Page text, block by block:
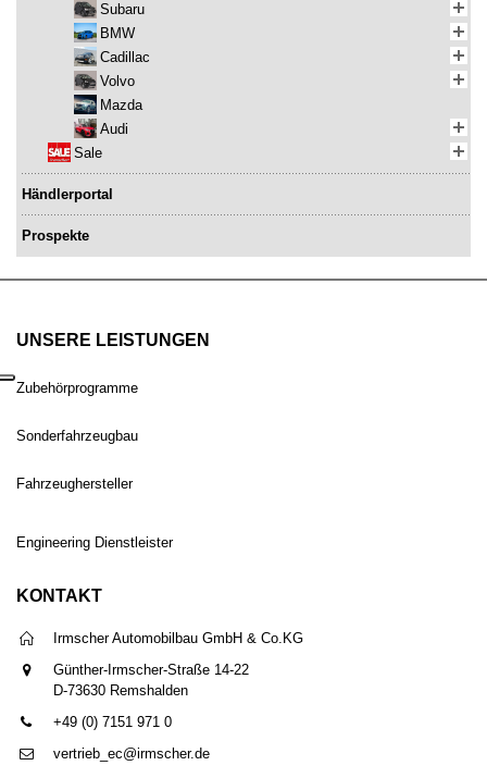
Subaru
BMW
Cadillac
Volvo
Mazda
Audi
Sale
Händlerportal
Prospekte
UNSERE LEISTUNGEN
Zubehörprogramme
Sonderfahrzeugbau
Fahrzeughersteller
Engineering Dienstleister
KONTAKT
Irmscher Automobilbau GmbH & Co.KG
Günther-Irmscher-Straße 14-22
D-73630 Remshalden
+49 (0) 7151 971 0
vertrieb_ec@irmscher.de